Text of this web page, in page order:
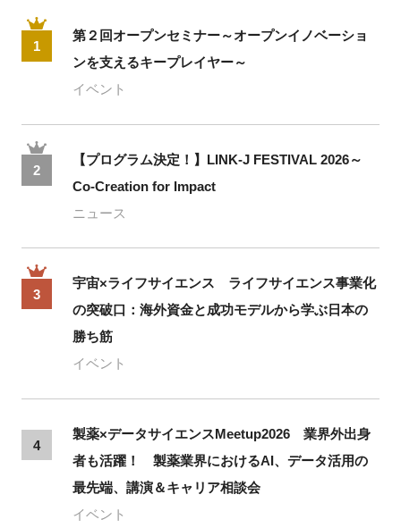
1
第２回オープンセミナー～オープンイノベーショ
ンを支えるキープレイヤー～
イベント
2
【プログラム決定！】LINK-J FESTIVAL 2026～
Co-Creation for Impact
ニュース
3
宇宙×ライフサイエンス ライフサイエンス事業化
の突破口：海外資金と成功モデルから学ぶ日本の
勝ち筋
イベント
4
製薬×データサイエンスMeetup2026 業界外出身
者も活躍！ 製薬業界におけるAI、データ活用の
最先端、講演＆キャリア相談会
イベント